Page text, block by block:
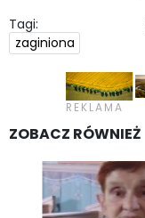
Tagi:
zaginiona
ZOBACZ RÓWNIEŻ